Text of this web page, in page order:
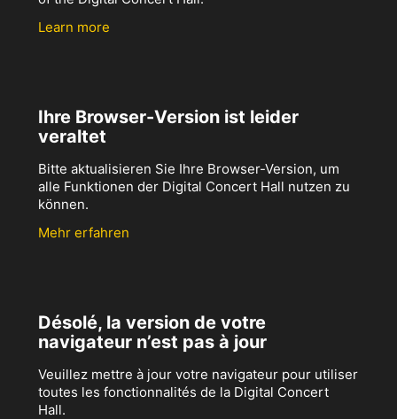
Learn more
Ihre Browser-Version ist leider
veraltet
Bitte aktualisieren Sie Ihre Browser-Version, um
alle Funktionen der Digital Concert Hall nutzen zu
können.
Mehr erfahren
Désolé, la version de votre
navigateur n’est pas à jour
Veuillez mettre à jour votre navigateur pour utiliser
toutes les fonctionnalités de la Digital Concert
Hall.